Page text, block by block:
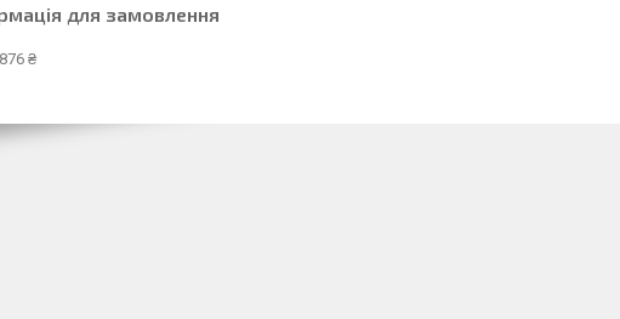
для замовлення
876 ₴